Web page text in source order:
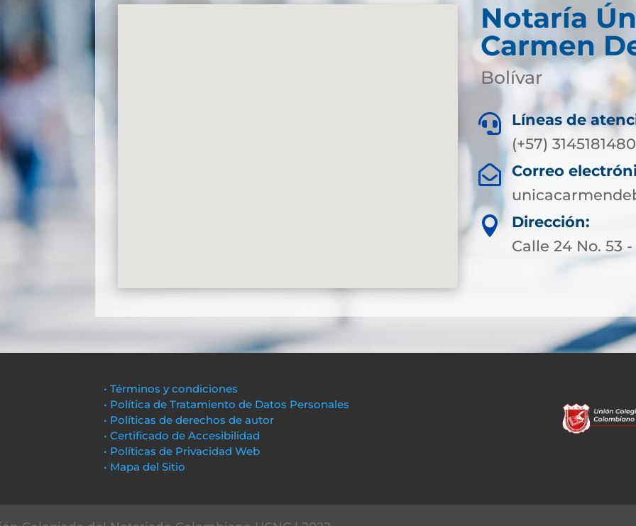
Notaría
Carmen
Bolívar

Líneas de
(+57)

Correo

Dirección:
Calle 24 No. 53 -
• Términos y condiciones
• Política de Tratamiento de Datos Personales
• Políticas de derechos de autor
• Certificado de Accesibilidad
• Políticas de Privacidad Web
• Mapa del Sitio